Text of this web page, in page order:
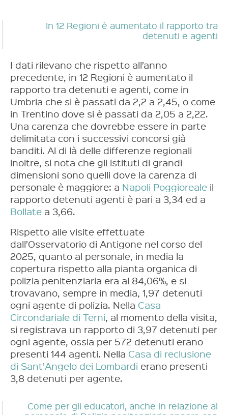
In 12 Regioni è aumentato il rapporto tra
detenuti e agenti
I dati rilevano che rispetto all’anno
precedente, in 12 Regioni è aumentato il
rapporto tra detenuti e agenti, come in
Umbria che si è passati da 2,2 a 2,45, o come
in Trentino dove si è passati da 2,05 a 2,22.
Una carenza che dovrebbe essere in parte
delimitata con i successivi concorsi già
banditi. Al di là delle differenze regionali
inoltre, si nota che gli istituti di grandi
dimensioni sono quelli dove la carenza di
personale è maggiore: a Napoli Poggioreale il
rapporto detenuti agenti è pari a 3,34 ed a
Bollate a 3,66.
Rispetto alle visite effettuate
dall’Osservatorio di Antigone nel corso del
2025, quanto al personale, in media la
copertura rispetto alla pianta organica di
polizia penitenziaria era al 84,06%, e si
trovavano, sempre in media, 1,97 detenuti
ogni agente di polizia. Nella Casa
Circondariale di Terni, al momento della visita,
si registrava un rapporto di 3,97 detenuti per
ogni agente, ossia per 572 detenuti erano
presenti 144 agenti. Nella Casa di reclusione
di Sant’Angelo dei Lombardi erano presenti
3,8 detenuti per agente.
Come per gli educatori, anche in relazione al